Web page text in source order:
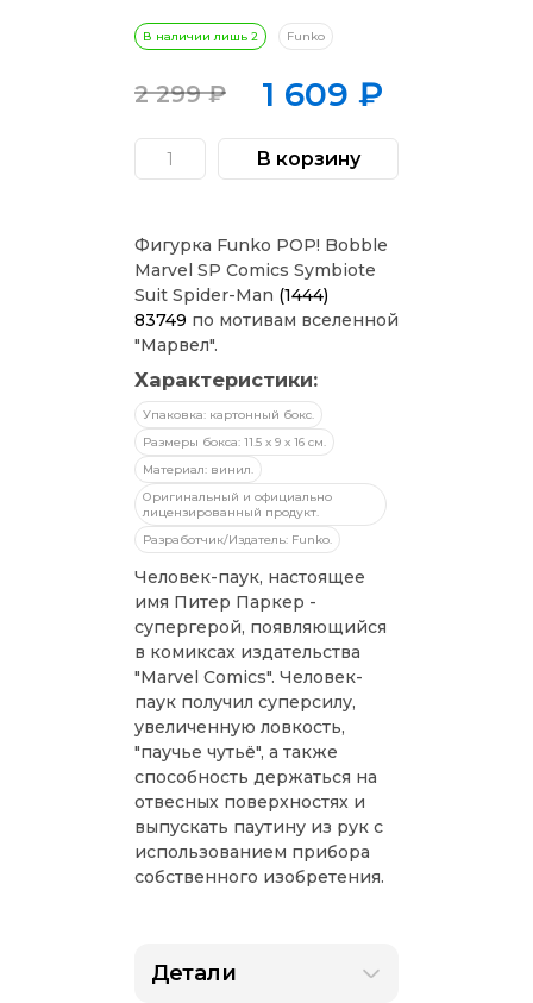
В наличии лишь 2 Funko
2 299₽
Первоначальная
цена
составляла
299 ₽.
1 609 ₽
Текущая
цена:
1Количество
товара
Bobble
Marvel
Comics
Symbiote
Suit
Spider-
Man
83749
В корзину
Фигурка Funko POP! Bobble
Marvel SP Comics Symbiote
Suit Spider-Man (1444)
83749 по мотивам вселенной
"Марвел".
Характеристики:
Упаковка: картонный бокс.
Размеры бокса: 11.5 х 9 х 16 см.
Материал: винил.
Оригинальный и официально
лицензированный продукт.
Разработчик/Издатель: Funko.
Человек-паук, настоящее
имя Питер Паркер -
супергерой, появляющийся
в комиксах издательства
"Marvel Comics". Человек-
паук получил суперсилу,
увеличенную ловкость,
"паучье чутьё", а также
способность держаться на
отвесных поверхностях и
выпускать паутину из рук с
использованием прибора
собственного изобретения.
Детали